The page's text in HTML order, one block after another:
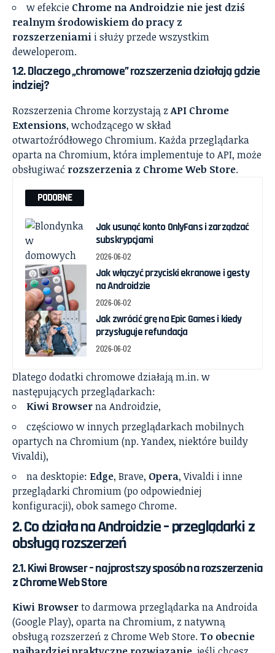
w efekcie Chrome na Androidzie nie jest dziś
realnym środowiskiem do pracy z
rozszerzeniami i służy przede wszystkim
deweloperom.
1.2. Dlaczego „chromowe” rozszerzenia działają gdzie
indziej?
Rozszerzenia Chrome korzystają zAPI Chrome
Extensions, wchodzącego w skład
otwartoźródłowego Chromium. Każda przeglądarka
oparta na Chromium, która implementuje to API, może
obsługiwać rozszerzenia z Chrome Web Store.
PODOBNE
Jak usunąć konto OnlyFans i zarządzać
subskrypcjami
2026-06-02
Jak włączyć przyciski ekranowe i gesty
na Androidzie
2026-06-02
Jak zwrócić grę na Epic Games i kiedy
przysługuje refundacja
2026-06-02
Dlatego dodatki chromowe działają m.in. w
następujących przeglądarkach:
Kiwi Browserna Androidzie,
częściowo w innych przeglądarkach mobilnych
opartych na Chromium (np. Yandex, niektóre buildy
Vivaldi),
na desktopie: Edge, Brave, Opera, Vivaldi i inne
przeglądarki Chromium (po odpowiedniej
konfiguracji), obok samego Chrome.
2. Co działa na Androidzie – przeglądarki z
obsługą rozszerzeń
2.1. Kiwi Browser – najprostszy sposób na rozszerzenia
z Chrome Web Store
Kiwi Browserto darmowa przeglądarka na Androida
(Google Play), oparta na Chromium, z natywną
obsługą rozszerzeń z Chrome Web Store.To obecnie